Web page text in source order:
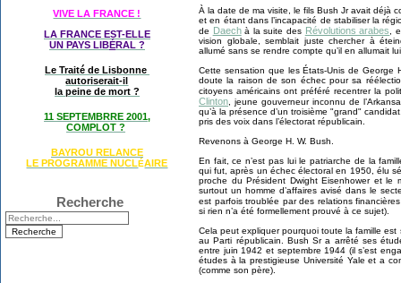
VIVE LA FRANCE !
LA FRANCE EST-ELLE
UN PAYS LIBÉRAL ?
Le Traité de Lisbonne
autoriserait-il
la peine de mort ?
11 SEPTEMBRRE 2001,
COMPLOT ?
BAYROU RELANCE
LE PROGRAMME NUCLÉAIRE
Recherche
À la date de ma visite, le fils Bush Jr avait déjà
et en étant dans l’incapacité de stabiliser la
de Daechà la suite des Révolutions arabes
,
vision globale, semblait juste chercher à
allumé sans se rendre compte qu’il en allumait
Cette sensation que les États-Unis de George
doute la raison de son échec pour sa
citoyens américains ont préféré recentrer la
Clinton , jeune gouverneur inconnu de
qu’à la présence d’un troisième "grand"
pris des voix dans l’électorat républicain.
Revenons à George H. W. Bush.
En fait, ce n’est pas lui le patriarche de la
qui fut, après un échec électoral en 1950, élu
proche du Président Dwight Eisenhower et le
surtout un homme d’affaires avisé dans le
est parfois troublée par des relations
si rien n’a été formellement prouvé à ce sujet).
Cela peut expliquer pourquoi toute la famille
au Parti républicain. Bush Sr a arrêté ses
entre juin 1942 et septembre 1944 (il s’est
études à la prestigieuse Université Yale et a
(comme son père).